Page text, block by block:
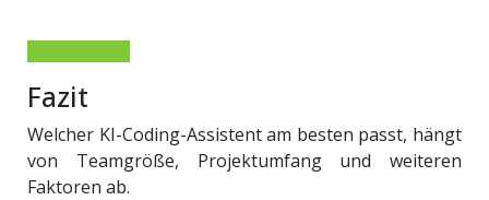
Fazit
Welcher KI-Coding-Assistent am besten passt, hängt
von Teamgröße, Projektumfang und weiteren
Faktoren ab.